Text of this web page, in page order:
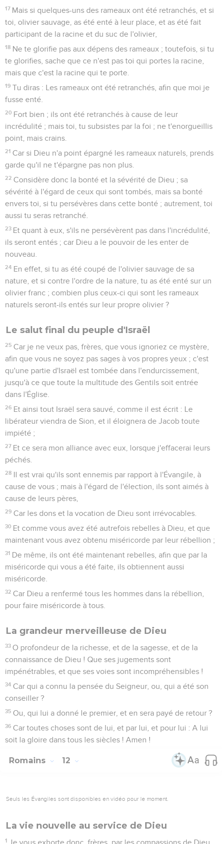
17 Mais si quelques-uns des rameaux ont été retranchés, et si
toi, olivier sauvage, as été enté à leur place, et as été fait
participant de la racine et du suc de l'olivier,
18 Ne te glorifie pas aux dépens des rameaux ; toutefois, si tu
te glorifies, sache que ce n'est pas toi qui portes la racine,
mais que c'est la racine qui te porte.
19 Tu diras : Les rameaux ont été retranchés, afin que moi je
fusse enté.
20 Fort bien ; ils ont été retranchés à cause de leur
incrédulité ; mais toi, tu subsistes par la foi ; ne t'enorgueillis
point, mais crains.
21 Car si Dieu n'a point épargné les rameaux naturels, prends
garde qu'il ne t'épargne pas non plus.
22 Considère donc la bonté et la sévérité de Dieu ; sa
sévérité à l'égard de ceux qui sont tombés, mais sa bonté
envers toi, si tu persévères dans cette bonté ; autrement, toi
aussi tu seras retranché.
23 Et quant à eux, s'ils ne persévèrent pas dans l'incrédulité,
ils seront entés ; car Dieu a le pouvoir de les enter de
nouveau.
24 En effet, si tu as été coupé de l'olivier sauvage de sa
nature, et si contre l'ordre de la nature, tu as été enté sur un
olivier franc ; combien plus ceux-ci qui sont les rameaux
naturels seront-ils entés sur leur propre olivier ?
Le salut final du peuple d'Israël
25 Car je ne veux pas, frères, que vous ignoriez ce mystère,
afin que vous ne soyez pas sages à vos propres yeux ; c'est
qu'une partie d'Israël est tombée dans l'endurcissement,
jusqu'à ce que toute la multitude des Gentils soit entrée
dans l'Église.
26 Et ainsi tout Israël sera sauvé, comme il est écrit : Le
libérateur viendra de Sion, et il éloignera de Jacob toute
impiété ;
27 Et ce sera mon alliance avec eux, lorsque j'effacerai leurs
péchés.
28 Il est vrai qu'ils sont ennemis par rapport à l'Évangile, à
cause de vous ; mais à l'égard de l'élection, ils sont aimés à
cause de leurs pères,
29 Car les dons et la vocation de Dieu sont irrévocables.
30 Et comme vous avez été autrefois rebelles à Dieu, et que
maintenant vous avez obtenu miséricorde par leur rébellion ;
31 De même, ils ont été maintenant rebelles, afin que par la
miséricorde qui vous a été faite, ils obtiennent aussi
miséricorde.
32 Car Dieu a renfermé tous les hommes dans la rébellion,
pour faire miséricorde à tous.
La grandeur merveilleuse de Dieu
33 O profondeur de la richesse, et de la sagesse, et de la
connaissance de Dieu ! Que ses jugements sont
impénétrables, et que ses voies sont incompréhensibles !
34 Car qui a connu la pensée du Seigneur, ou, qui a été son
conseiller ?
35 Ou, qui lui a donné le premier, et en sera payé de retour ?
36 Car toutes choses sont de lui, et par lui, et pour lui : A lui
soit la gloire dans tous les siècles ! Amen !
Romains 12
Seuls les Évangiles sont disponibles en vidéo pour le moment.
La vie nouvelle au service de Dieu
1 Je vous exhorte donc, frères, par les compassions de Dieu,